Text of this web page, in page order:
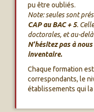
pu être oubliés.
Note: seules sont
CAP au BAC + 5.
doctorales, et au-
N'hésitez pas à
inventaire.
Chaque formation
correspondants, le
établissements qui